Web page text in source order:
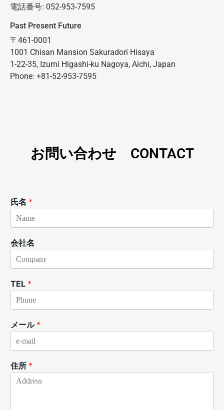
電話番号: 052-953-7595
Past Present Future
〒461-0001
1001 Chisan Mansion Sakuradori Hisaya
1-22-35, Izumi Higashi-ku Nagoya, Aichi, Japan
Phone: +81-52-953-7595
お問い合わせ CONTACT
氏名 *
会社名
TEL *
メール *
住所 *